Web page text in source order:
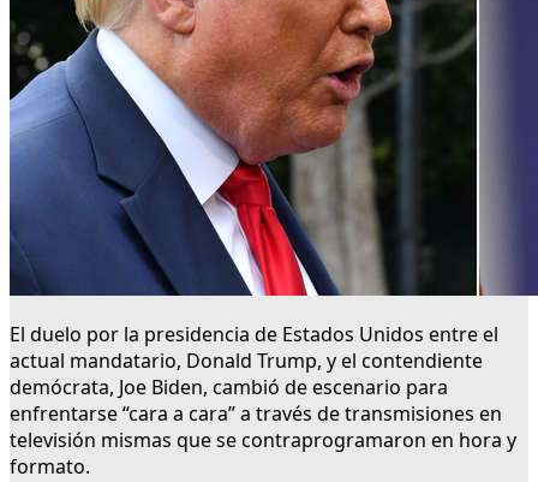
El duelo por la presidencia de Estados Unidos entre el
actual mandatario, Donald Trump, y el contendiente
demócrata, Joe Biden, cambió de escenario para
enfrentarse “cara a cara” a través de transmisiones en
televisión mismas que se contraprogramaron en hora y
formato.